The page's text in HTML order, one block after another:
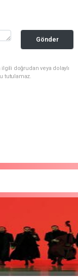
Gönder
doğrudan veya dolaylı
tutulamaz.